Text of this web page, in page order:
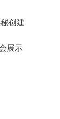
创建
展示